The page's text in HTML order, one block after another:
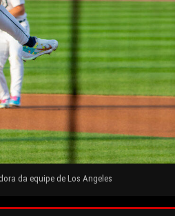
da equipe de Los Angeles